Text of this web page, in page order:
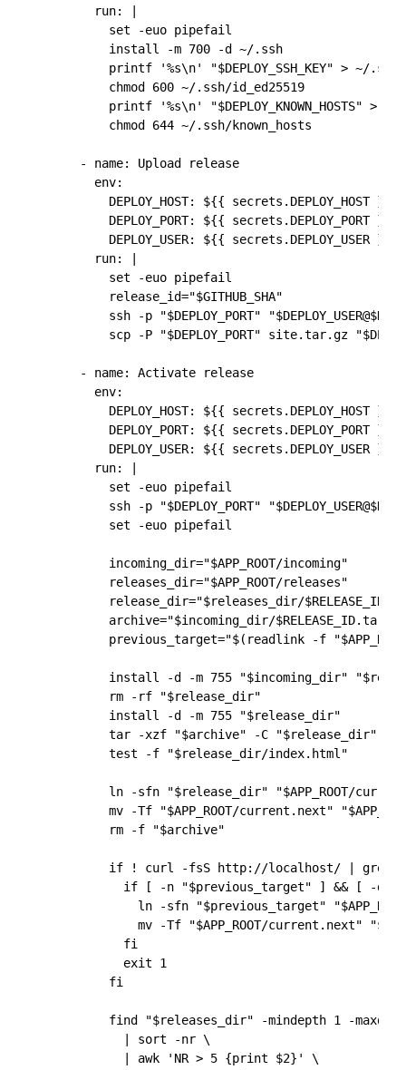
        run: |
          set -euo pipefail
          install -m 700 -d ~/.ssh
printf '%s\n' "$DEPLOY_SSH_KEY" > ~/
          chmod 600 ~/.ssh/id_ed25519
printf '%s\n' "$DEPLOY_KNOWN_HOSTS" > ~/
          chmod 644 ~/.ssh/known_hosts
      - name: Upload release
        env:
          DEPLOY_HOST: ${{ secrets.DEPLOY_HOST }}
          DEPLOY_PORT: ${{ secrets.DEPLOY_PORT }}
          DEPLOY_USER: ${{ secrets.DEPLOY_USER }}
        run: |
          set -euo pipefail
          release_id="$GITHUB_SHA"
ssh -p "$DEPLOY_PORT"
scp -P "$DEPLOY_PORT" site.tar.gz
      - name: Activate release
        env:
          DEPLOY_HOST: ${{ secrets.DEPLOY_HOST }}
          DEPLOY_PORT: ${{ secrets.DEPLOY_PORT }}
          DEPLOY_USER: ${{ secrets.DEPLOY_USER }}
        run: |
          set -euo pipefail
ssh -p "$DEPLOY_PORT"
          set -euo pipefail
          incoming_dir="$APP_ROOT/incoming"
          releases_dir="$APP_ROOT/releases"
          release_dir="$releases_dir/$RELEASE_ID"
archive="$incoming_dir/
previous_target="$(readlink -f
install -d -m 755 "$incoming_dir"
          rm -rf "$release_dir"
          install -d -m 755 "$release_dir"
          tar -xzf "$archive" -C "$release_dir"
          test -f "$release_dir/index.html"
ln -sfn "$release_dir" "$APP_ROOT/
mv -Tf "$APP_ROOT/current.next"
          rm -f "$archive"
if ! curl -fsS http://localhost/ | grep
if [ -n "$previous_target" ] && [ -d
ln -sfn "$previous_target"
mv -Tf "$APP_ROOT/current.next"
            fi
            exit 1
          fi
find "$releases_dir" -mindepth 1 -
            | sort -nr \
            | awk 'NR > 5 {print $2}' \